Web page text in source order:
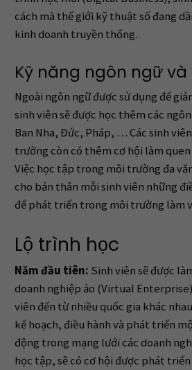
cách mà thế giới kỹ thuật số đang
kinh doanh truyền thống.
Kỹ năng ngôn ngữ
Ngoài ngôn ngữ được sử dụng để
sinh viên sẽ được học thêm các
Ban Nha, Đức, Pháp, … Các sinh
trường còn có thêm cơ hội làm quen
Việc học tập trong môi trường đa
cho bản thân mỗi sinh viên những
để phát triển trong môi trường làm
Lộ trình học
Năm đầu tiên: Sinh viên sẽ được
doanh nghiệp ảo (Virtual
viên đến từ nhiều quốc gia khác
kế hoạch, điều hành và phát triển
động trong mạng lưới các doanh
học tập, sẽ có cơ hội được phát